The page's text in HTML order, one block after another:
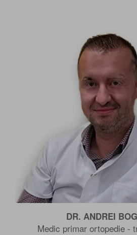
DR. ANDREI
Medic primar ortopedie -